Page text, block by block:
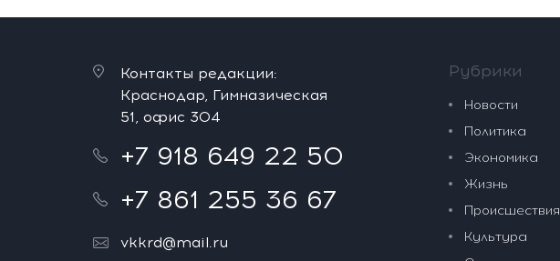
Контакты редакции:
Краснодар, Гимназическая
51, офис 304
+7 918 649 22 50
+7 861 255 36 67
vkkrd@mail.ru
Рубрики
Новости
Политика
Экономика
Жизнь
Происшествия
Культура